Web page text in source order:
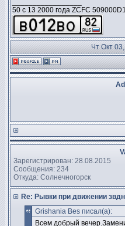
50 c 13 2000 года ZCFC
Чт Окт
Зарегистрирован: 28.08.2015
Сообщения: 234
Откуда: Солнечногорск
Re: Рывки при движении
Grishania Bes писал(а):
Всем добрый